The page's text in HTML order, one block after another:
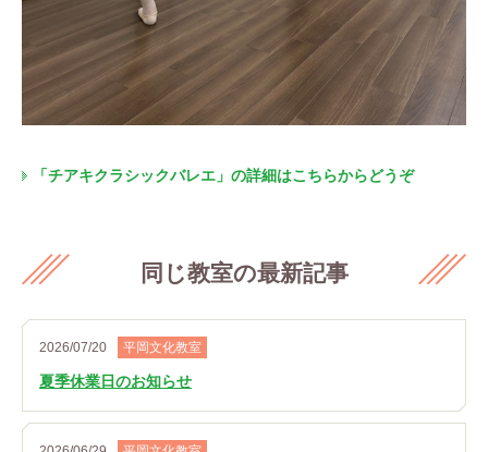
「チアキクラシックバレエ」の詳細はこちらからどうぞ
同じ教室の最新記事
2026/07/20 平岡文化教室
夏季休業日のお知らせ